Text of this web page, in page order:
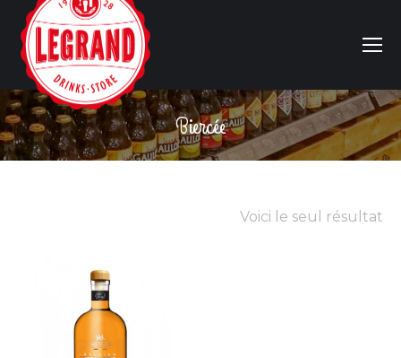
Biercée
Vous êtes ici :
Voici le seul résultat